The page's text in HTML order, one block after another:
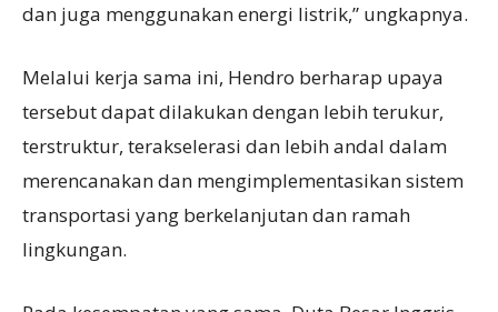
dan juga menggunakan energi listrik,” ungkapnya.
Melalui kerja sama ini, Hendro berharap upaya
tersebut dapat dilakukan dengan lebih terukur,
terstruktur, terakselerasi dan lebih andal dalam
merencanakan dan mengimplementasikan sistem
transportasi yang berkelanjutan dan ramah
lingkungan.